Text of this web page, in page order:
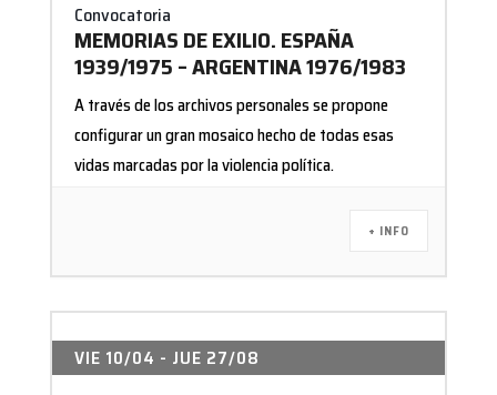
Convocatoria
MEMORIAS DE EXILIO. ESPAÑA
1939/1975 – ARGENTINA 1976/1983
A través de los archivos personales se propone
configurar un gran mosaico hecho de todas esas
vidas marcadas por la violencia política.
+ INFO
VIE 10/04 - JUE 27/08